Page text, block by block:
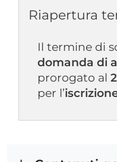
Riapertura
Il termine di
domanda di
prorogato al
per l’